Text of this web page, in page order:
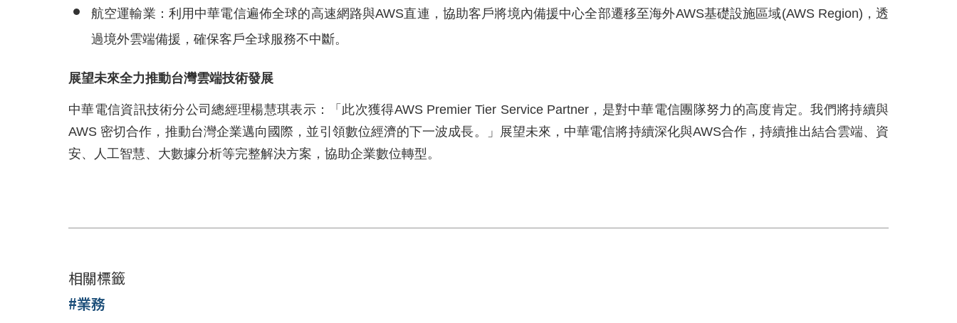
航空運輸業：利用中華電信遍佈全球的高速網路與AWS直連，協助客戶將境內備援中心全部遷移至海外AWS基礎設施區域(AWS Region) ，透
過境外雲端備援，確保客戶全球服務不中斷。
展望未來全力推動台灣雲端技術發展
中華電信資訊技術分公司總經理楊慧琪表示：「此次獲得AWS Premier Tier Service Partner，是對中華電信團隊努力的高度肯定。我們將持續與
AWS 密切合作，推動台灣企業邁向國際，並引領數位經濟的下一波成長。」展望未來，中華電信將持續深化與AWS合作，持續推出結合雲端、資
安、人工智慧、大數據分析等完整解決方案，協助企業數位轉型。
相關標籤
#業務